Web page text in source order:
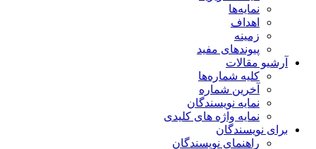
نمایه‌ها
اهداف
زمینه
پیوندهای مفید
آرشیو مقالات
کلیه شماره‌ها
آخرین شماره
نمایه نویسندگان
نمایه واژه های کلیدی
برای نویسندگان
راهنمای نویسندگان